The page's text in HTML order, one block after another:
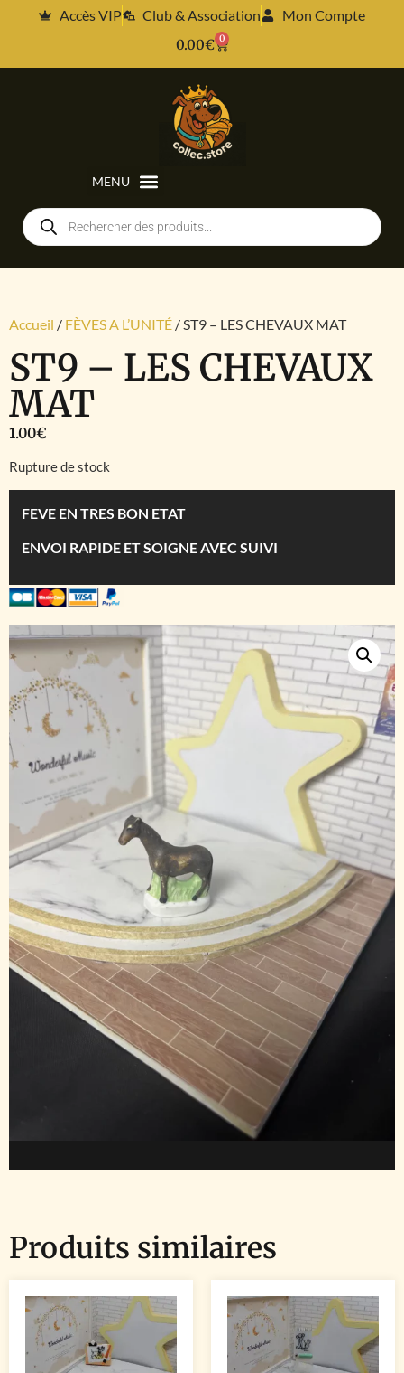
Accès VIP Club & Association
Mon Compte
0.00€ 0
Accueil / FÈVES A L’UNITÉ / ST9 – LES CHEVAUX MAT
ST9 – LES CHEVAUX
MAT
1.00€
Rupture de stock
FEVE EN TRES BON ETAT
ENVOI RAPIDE ET SOIGNE AVEC SUIVI
Produits similaires